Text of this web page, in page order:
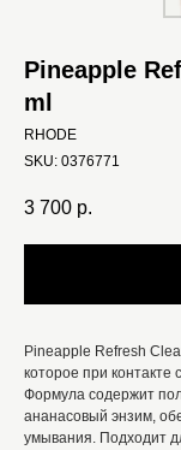
Pineapple
ml
RHODE
SKU: 0376771
3 700 р.
Pineapple Refresh
которое при контакте
Формула содержит
ананасовый энзим,
умывания. Подходит